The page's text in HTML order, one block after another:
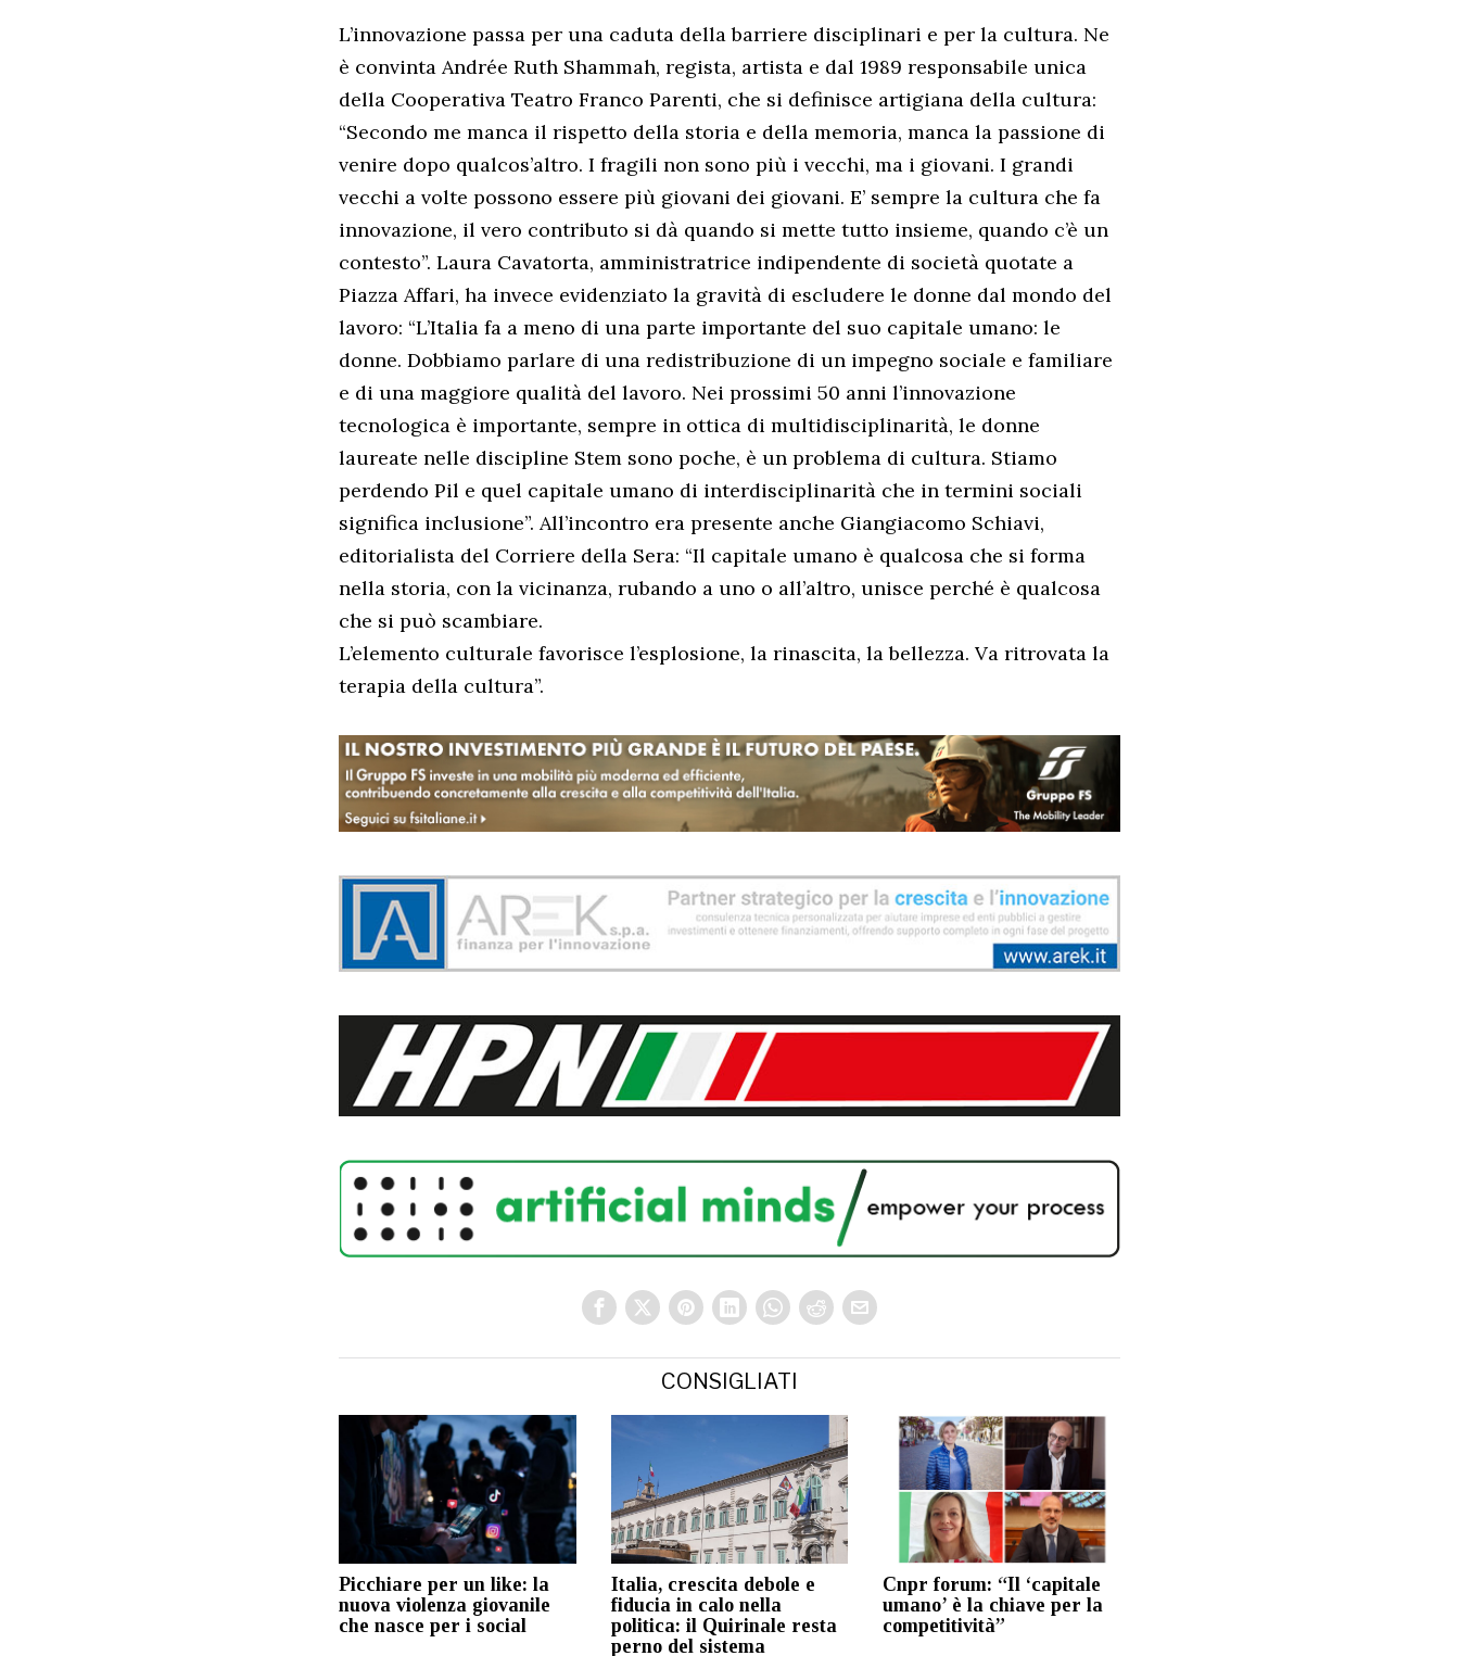
L’innovazione passa per una caduta della barriere disciplinari e per la cultura. Ne
è convinta Andrée Ruth Shammah, regista, artista e dal 1989 responsabile unica
della Cooperativa Teatro Franco Parenti, che si definisce artigiana della cultura:
“Secondo me manca il rispetto della storia e della memoria, manca la passione di
venire dopo qualcos’altro. I fragili non sono più i vecchi, ma i giovani. I grandi
vecchi a volte possono essere più giovani dei giovani. E’ sempre la cultura che fa
innovazione, il vero contributo si dà quando si mette tutto insieme, quando c’è un
contesto”. Laura Cavatorta, amministratrice indipendente di società quotate a
Piazza Affari, ha invece evidenziato la gravità di escludere le donne dal mondo del
lavoro: “L’Italia fa a meno di una parte importante del suo capitale umano: le
donne. Dobbiamo parlare di una redistribuzione di un impegno sociale e familiare
e di una maggiore qualità del lavoro. Nei prossimi 50 anni l’innovazione
tecnologica è importante, sempre in ottica di multidisciplinarità, le donne
laureate nelle discipline Stem sono poche, è un problema di cultura. Stiamo
perdendo Pil e quel capitale umano di interdisciplinarità che in termini sociali
significa inclusione”. All’incontro era presente anche Giangiacomo Schiavi,
editorialista del Corriere della Sera: “Il capitale umano è qualcosa che si forma
nella storia, con la vicinanza, rubando a uno o all’altro, unisce perché è qualcosa
che si può scambiare.
L’elemento culturale favorisce l’esplosione, la rinascita, la bellezza. Va ritrovata la
terapia della cultura”.
CONSIGLIATI
Picchiare per un like: la
nuova violenza giovanile
che nasce per i social
Italia, crescita debole e
fiducia in calo nella
politica: il Quirinale resta
perno del sistema
Cnpr forum: “Il ‘capitale
umano’ è la chiave per la
competitività”